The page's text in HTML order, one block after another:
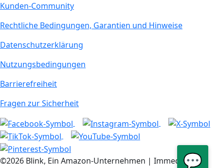
Kunden-Community
Rechtliche Bedingungen, Garantien und Hinweise
Datenschutzerklärung
Nutzungsbedingungen
Barrierefreiheit
Fragen zur Sicherheit
©2026 Blink, Ein Amazon-Unternehmen | Immedia💬